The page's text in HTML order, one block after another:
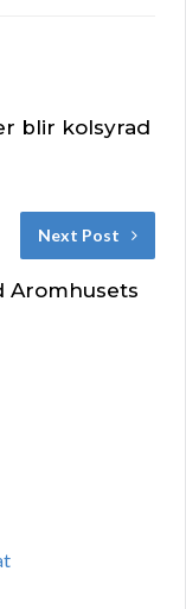
blir kolsyrad
Next Post
Aromhusets